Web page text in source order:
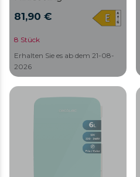
81,90 €
8 Stück
Erhalten Sie es ab dem 21-08-
2026